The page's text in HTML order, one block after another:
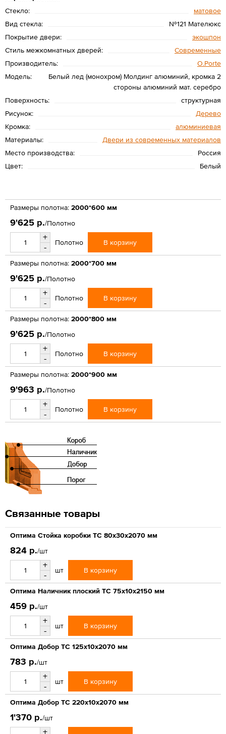
Стекло:
матовое
Вид стекла:
№121 Мателюкс
Покрытие двери:
экошпон
Стиль межкомнатных дверей:
Современные
Производитель:
O.Porte
Модель:
Белый лед (монохром) Молдинг алюминий, кромка 2
стороны алюминий мат. серебро
Поверхность:
структурная
Рисунок:
Дерево
Кромка:
алюминиевая
Материалы:
Двери из современных материалов
Место производства:
Россия
Цвет:
Белый
Размеры полотна: 2000*600 мм
9'625 р./Полотно
+
-
Полотно В корзину
Размеры полотна: 2000*700 мм
9'625 р./Полотно
+
-
Полотно В корзину
Размеры полотна: 2000*800 мм
9'625 р./Полотно
+
-
Полотно В корзину
Размеры полотна: 2000*900 мм
9'963 р./Полотно
+
-
Полотно В корзину
Связанные товары
Оптима Стойка коробки ТС 80х30х2070 мм
824 р./шт
+
-
шт В корзину
Оптима Наличник плоский ТС 75х10х2150 мм
459 р./шт
+
-
шт В корзину
Оптима Добор ТС 125х10х2070 мм
783 р./шт
+
-
шт В корзину
Оптима Добор ТС 220х10х2070 мм
1'370 р./шт
+